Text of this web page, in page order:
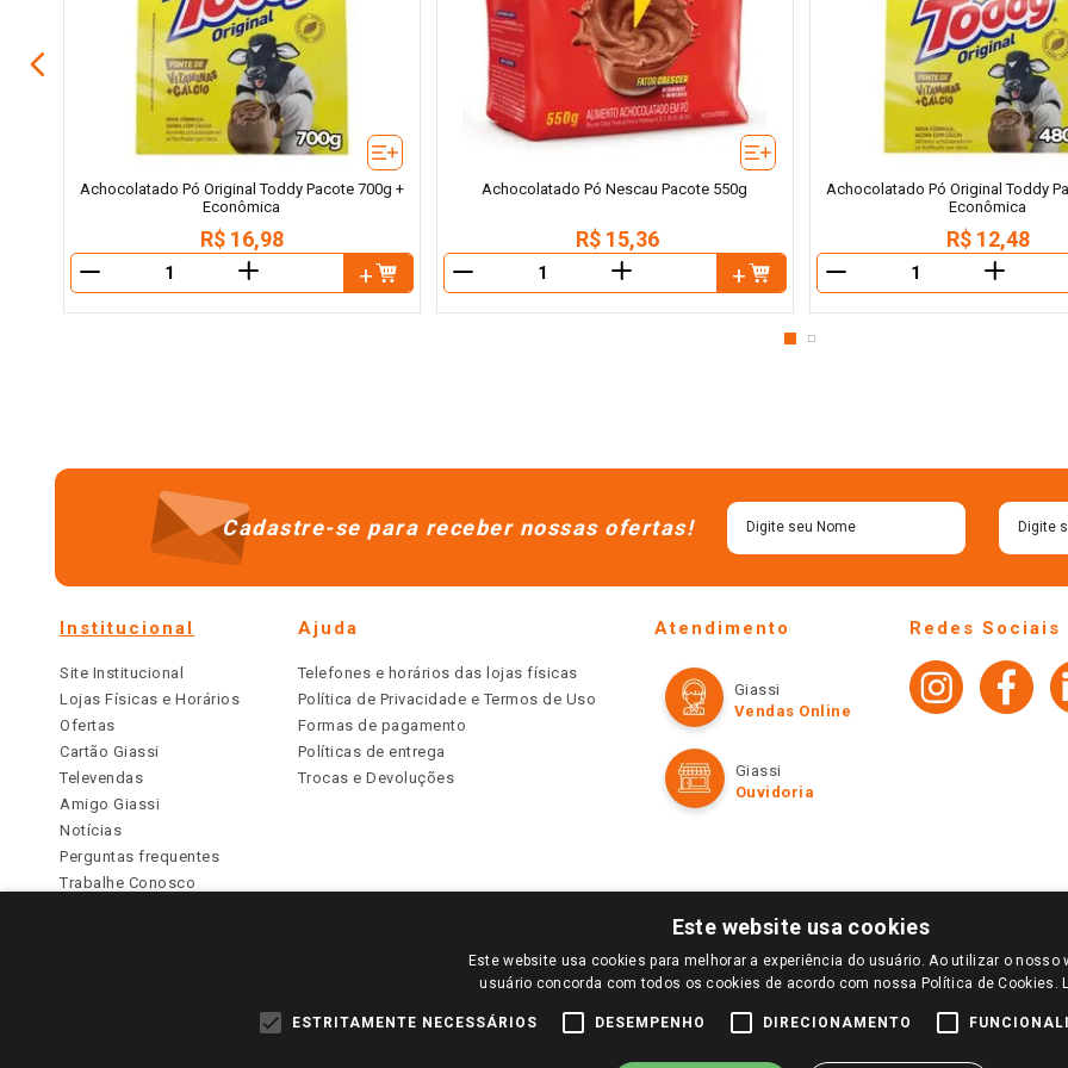
Achocolatado Pó Original Toddy Pacote 700g +
Econômica
R$ 16,98
＋
Achocolatado Pó Nescau Pacote 550g
R$ 15,36
＋
Achocolatado Pó Original Toddy
Econômica
R$ 12,48
＋
Cadastre-se para receber nossas ofertas!
Institucional
Site Institucional
Lojas Físicas e Horários
Ofertas
Cartão Giassi
Televendas
Amigo Giassi
Notícias
Perguntas frequentes
Trabalhe Conosco
Ajuda
Telefones e horários das lojas físicas
Política de Privacidade e Termos de Uso
Formas de pagamento
Políticas de entrega
Trocas e Devoluções
Atendimento
Giassi
Vendas Online
Giassi
Ouvidoria
Redes Sociais
PARA VER OS PREÇOS DA SUA REGIÃO, FAÇA LOGIN E SELECIONE A LOJA DE SUA PREFERÊNCIA. SOMENTE APÓS O LOGIN, OS PREÇOS
TODOS OS PREÇOS E CONDIÇÕES COMERCIAIS DESTE SITE SÃO VÁLIDOS APENAS PARA COMPRAS REALIZADAS NO GIASSI.COM.BR E NA LOJA
DE BUSCAS.
Este website usa cookies
Este website usa cookies para melhorar a experiência do usuário. Ao utilizar o nosso
usuário concorda com todos os cookies de acordo com nossa Política de Cookies.
ESTRITAMENTE NECESSÁRIOS DESEMPENHO DIRECIONAMENTO